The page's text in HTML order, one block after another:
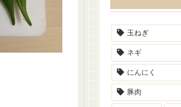
玉ねぎ
ネギ
にんにく
豚肉